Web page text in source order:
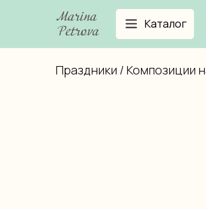
Каталог
Праздники / Композиции